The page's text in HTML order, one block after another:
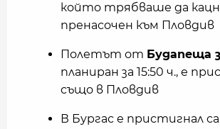
който трябваше да кацне
пренасочен към Пловдив
Полетът от Будапеща
планиран за 15:50 ч., е
също в Пловдив
В Бургас е пристигнал